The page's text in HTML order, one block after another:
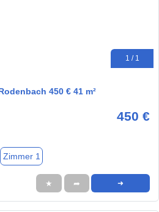
1 / 1
450 € 41 m²
450 €
Zimmer 1
★ ➦ ➜